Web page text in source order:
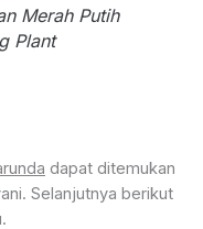
Merah Putih
Plant
dapat ditemukan
Selanjutnya berikut